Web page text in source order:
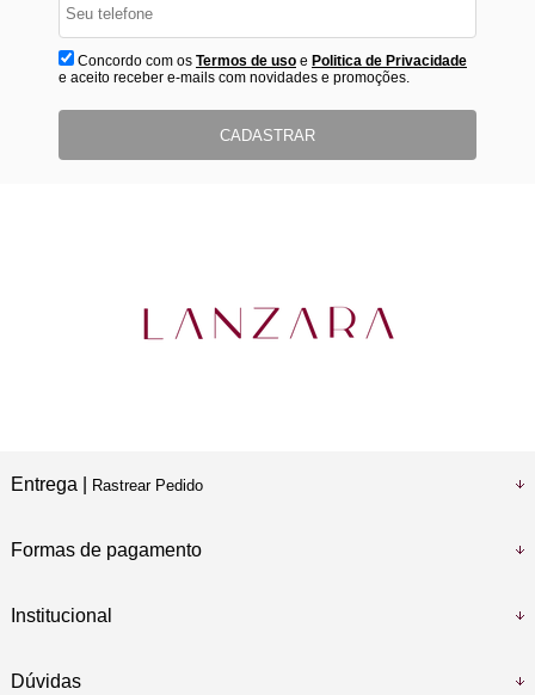
Concordo com os Termos de usoe Politica de Privacidade
e aceito receber e-mails com novidades e promoções.
CADASTRAR
Entrega | Rastrear Pedido
Formas de pagamento
Institucional
Dúvidas